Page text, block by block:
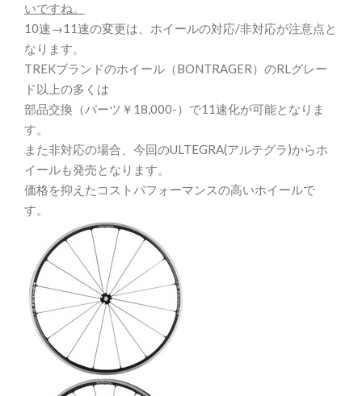
いですね。
10速→11速の変更は、ホイールの対応/非対応が注意点と
なります。
TREKブランドのホイール（BONTRAGER）のRLグレー
ド以上の多くは
部品交換（パーツ￥18,000-）で11速化が可能となりま
す。
また非対応の場合、今回のULTEGRA(アルテグラ)からホ
イールも発売となります。
価格を抑えたコストパフォーマンスの高いホイールで
す。